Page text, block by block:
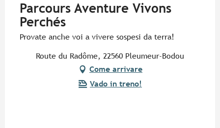
Parcours Aventure Vivons
Perchés
Provate anche voi a vivere sospesi da terra!
Route du Radôme, 22560 Pleumeur-Bodou
Come arrivare
Vado in treno!